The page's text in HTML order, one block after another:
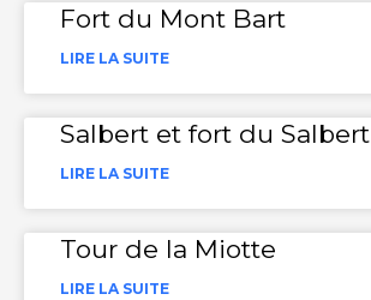
Fort du Mont Bart
LIRE LA SUITE
Salbert et fort du Salbert
LIRE LA SUITE
Tour de la Miotte
LIRE LA SUITE